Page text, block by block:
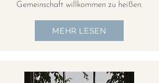
Gemeinschaft willkommen zu heißen.
MEHR LESEN